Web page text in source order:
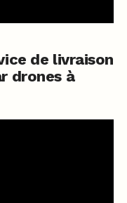
de livraison
drones à